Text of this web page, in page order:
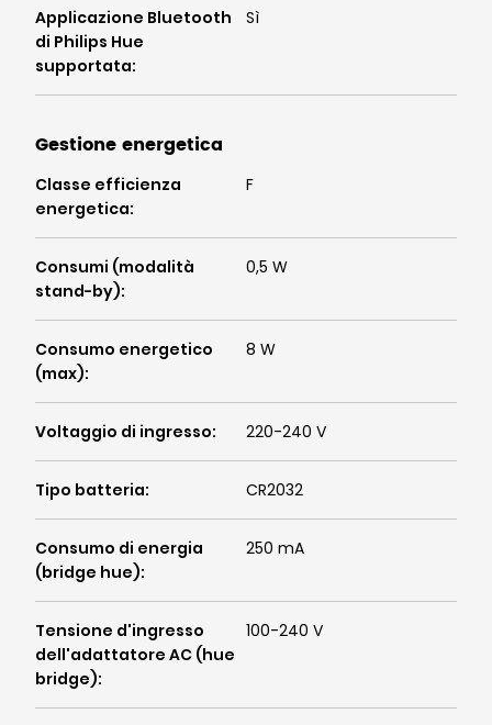
Applicazione Bluetooth
di Philips Hue
supportata:
Sì
Gestione energetica
Classe efficienza
energetica:
F
Consumi (modalità
stand-by):
0,5 W
Consumo energetico
(max):
8 W
Voltaggio di ingresso: 220-240 V
Tipo batteria: CR2032
Consumo di energia
(bridge hue):
250 mA
Tensione d'ingresso
dell'adattatore AC (hue
bridge):
100-240 V